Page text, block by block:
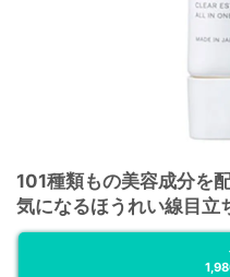
101種類もの美容成分を
気になるほうれい線目立